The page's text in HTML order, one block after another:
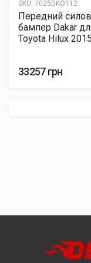
SKU: 7025DKO112
Передний
бампер Dakar
Toyota Hilux
33257 грн